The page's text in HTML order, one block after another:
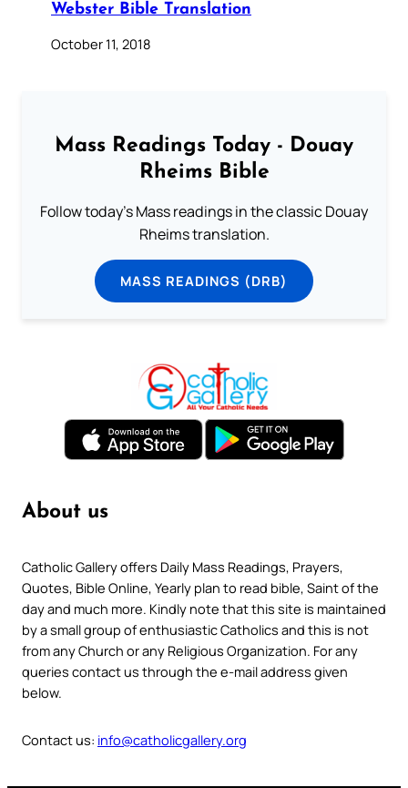
Webster Bible Translation
October 11, 2018
Mass Readings Today - Douay
Rheims Bible
Follow today's Mass readings in the classic Douay
Rheims translation.
MASS READINGS (DRB)
About us
Catholic Gallery offers Daily Mass Readings, Prayers,
Quotes, Bible Online, Yearly plan to read bible, Saint of the
day and much more. Kindly note that this site is maintained
by a small group of enthusiastic Catholics and this is not
from any Church or any Religious Organization. For any
queries contact us through the e-mail address given
below.
Contact us: info@catholicgallery.org